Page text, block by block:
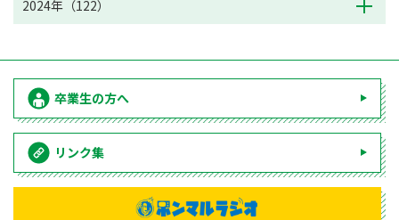
2024年（122）
卒業生の方へ
リンク集